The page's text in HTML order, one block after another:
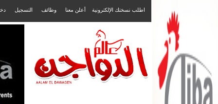
اطلب نسختك الإلكترونية أعلن معنا وظائف التسجيل